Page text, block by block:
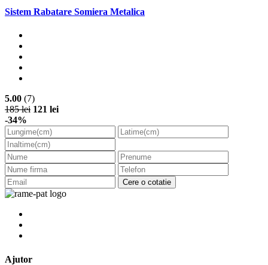
Sistem Rabatare Somiera Metalica
5.00 (7)
185 lei 121 lei
-34%
Cere o cotatie
Ajutor